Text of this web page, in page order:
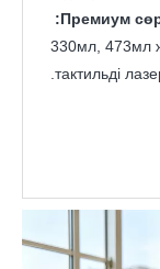
Премиум
330мл, 473мл
тактильді